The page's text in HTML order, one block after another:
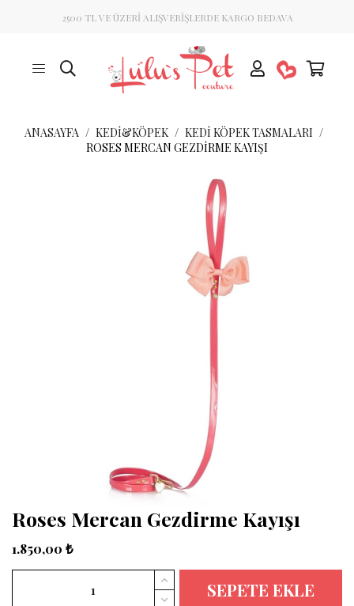
2500 TL VE ÜZERİ ALIŞVERİŞLERDE KARGO BEDAVA
ANASAYFA KEDİ&KÖPEK
KEDI KÖPEK TASMALARI
ROSES MERCAN GEZDIRME KAYIŞI
Roses Mercan Gezdirme Kayışı
1.850,00 ₺
SEPETE EKLE